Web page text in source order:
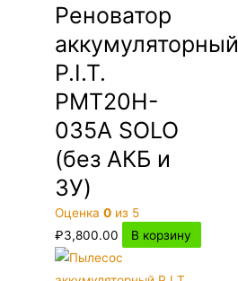
Реноватор
аккумуляторный
P.I.T.
PMT20H-
035A SOLO
(без АКБ и
ЗУ)
Оценка0 из 5
₽3,800.00 В корзину